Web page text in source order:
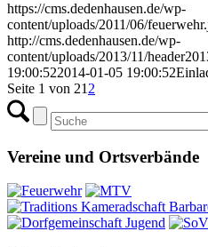
https://cms.dedenhausen.de/wp-
content/uploads/2011/06/
http://cms.dedenhausen.de/wp-
content/uploads/2013/11/
19:00:522014-01-05 19:00:52
Seite 1 von 21 2
Vereine und Ortsverbände